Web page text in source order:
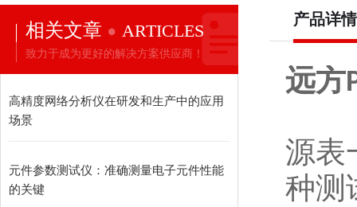
相关文章 ARTICLES
致力于成为更好的解决方案供应商！
高精度网络分析仪在研发和生产中的应用
场景
元件参数测试仪：准确测量电子元件性能
的关键
产品详情
远方
源表
种测